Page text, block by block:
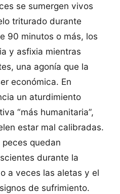
se sumergen vivos
triturado durante
90 minutos o más, los
y asfixia mientras
una agonía que la
económica. En
un aturdimiento
“más humanitaria”,
estar mal calibradas.
quedan
durante la
a veces las aletas y el
de sufrimiento.